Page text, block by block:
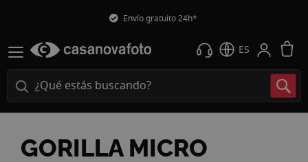
Envío gratuito 24h*
ES
GORILLA MICRO